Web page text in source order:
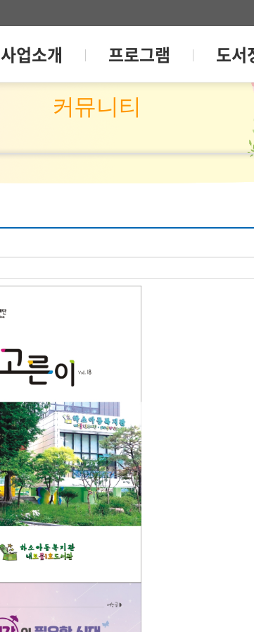
사업소개 프로그램 도서
커뮤니티